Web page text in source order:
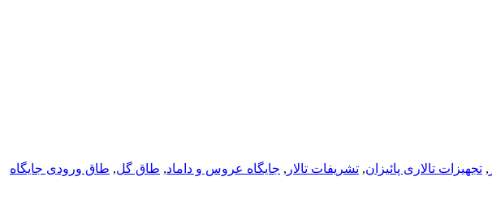
, تجهیزات تالاری پائیزان, تشریفات تالار , جایگاه عروس و داماد, طاق گل, طاق ورودی جایگاه